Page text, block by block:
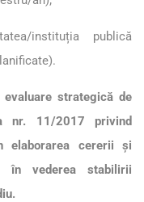
instituția publică
strategică de
nr. 11/2017 privind
elaborarea cererii și
în vederea stabilirii